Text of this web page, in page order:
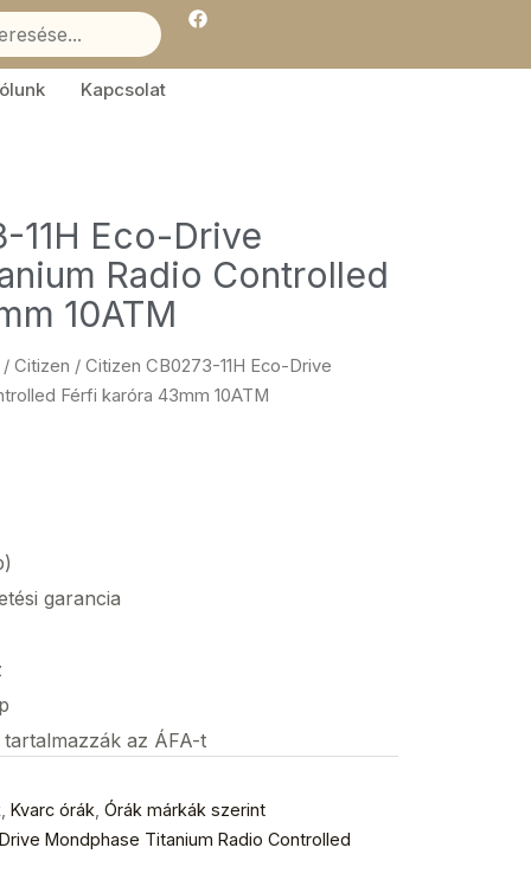
F
a
e
Kapcsolat
11H Eco-Drive
Radio Controlled
10ATM
/ Citizen / Citizen CB0273-11H Eco-Drive
Férfi karóra 43mm 10ATM
garancia
az ÁFA-t
Kvarc órák Órák márkák szerint
Mondphase Titanium Radio Controlled